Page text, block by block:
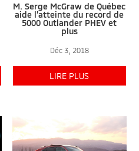
M. Serge McGraw de Québec
aide l’atteinte du record de
5000 Outlander PHEV et
plus
Déc 3, 2018
LIRE PLUS